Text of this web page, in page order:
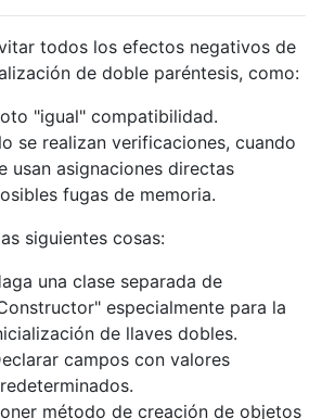
todos los efectos negativos de
de doble paréntesis, como:
"igual" compatibilidad.
se realizan verificaciones, cuando
usan asignaciones directas
fugas de memoria.
siguientes cosas:
una clase separada de
especialmente para la
de llaves dobles.
campos con valores
método de creación de objetos